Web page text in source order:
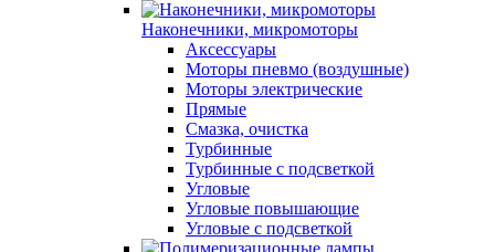
Наконечники, микромоторы
Аксессуары
Моторы пневмо (воздушные)
Моторы электрические
Прямые
Смазка, очистка
Турбинные
Турбинные с подсветкой
Угловые
Угловые повышающие
Угловые с подсветкой